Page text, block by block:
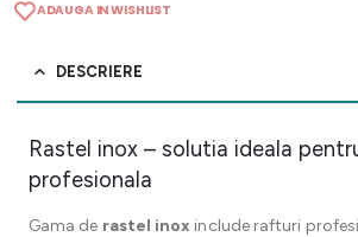
ADAUGA IN WISHLIST
DESCRIERE
Rastel inox – solutia ideala
profesionala
Gama de rastel inox include rafturi